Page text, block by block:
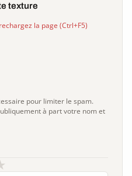
texture
la page (Ctrl+F5)
pour limiter le spam.
à part votre nom et